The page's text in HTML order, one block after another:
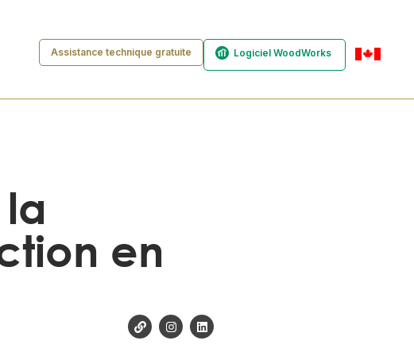
Assistance technique gratuite Logiciel WoodWorks
en